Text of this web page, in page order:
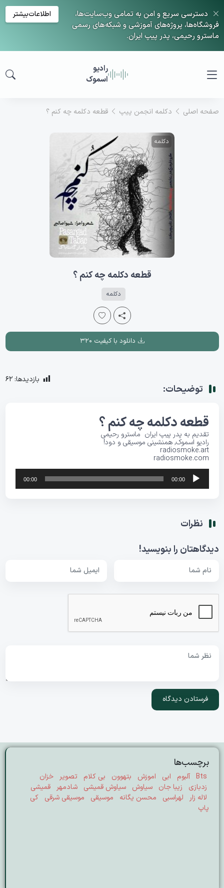
دسترسی سریع و امن به تمامی وب‌سایت‌ها،
فروشگاه‌ها، پروژه‌های آموزشی و شبکه‌های رسمی
ماسترو رحیمی، پدر پیپ ایران.
اطلاعات‌بیشتر
رادیو
اسموک
صفحه اصلی دکلمه انجمن پیپ قطعه دکلمه چه کنم ؟
دکلمه
قطعه دکلمه چه کنم ؟
دکلمه
دانلود با کیفیت ۳۲۰
توضیحات:
بازدیدها: 62
قطعه دکلمه چه کنم ؟
تقدیم به پدر پیپ ایران ماسترو رحیمی
رادیو اسموک, همنشینی موسیقی و دود!
radiosmoke.art
radiosmoke.com
پخش‌کننده
صوت
00:00
00:00
نظرات
دیدگاهتان را بنویسید!
برچسب‌ها
Bts آلبوم ابی اموزش بتهوون بی کلام تصویر
خزان
زدبازی
زیبا جان سیاوش سیاوش قمیشی شادمهر
قمیشی
لاله زار
لهراسبی محسن یگانه موسیقی موسیقی شرقی
کی
پاپ